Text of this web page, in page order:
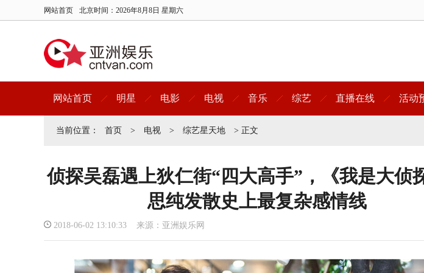
网站首页 北京时间： 2026年8月8日 星期六
网站首页 明星 电影 电视 音乐 综艺 直播在线 活动
当前位置： 首页 > 电视 > 综艺星天地 > 正文
侦探吴磊遇上狄仁街“四大高手”，《我是大侦
思纯发散史上最复杂感情线
2018-06-02 13:10:33 来源：亚洲娱乐网